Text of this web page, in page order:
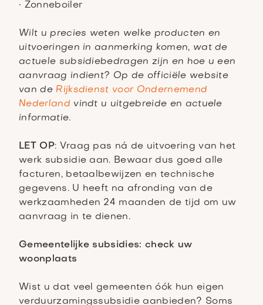
• Zonneboiler
Wilt u precies weten welke producten en
uitvoeringen in aanmerking komen, wat de
actuele subsidiebedragen zijn en hoe u een
aanvraag indient? Op de officiële website
van de Rijksdienst voor Ondernemend
Nederland vindt u uitgebreide en actuele
informatie.
LET OP: Vraag pas ná de uitvoering van het
werk subsidie aan. Bewaar dus goed alle
facturen, betaalbewijzen en technische
gegevens. U heeft na afronding van de
werkzaamheden 24 maanden de tijd om uw
aanvraag in te dienen.
Gemeentelijke subsidies: check uw
woonplaats
Wist u dat veel gemeenten óók hun eigen
verduurzamingssubsidie aanbieden? Soms